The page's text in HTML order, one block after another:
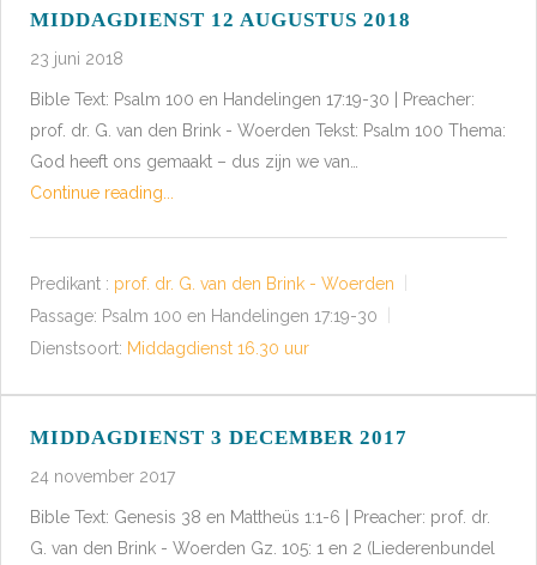
MIDDAGDIENST 12 AUGUSTUS 2018
23 juni 2018
Bible Text: Psalm 100 en Handelingen 17:19-30 | Preacher:
prof. dr. G. van den Brink - Woerden Tekst: Psalm 100 Thema:
God heeft ons gemaakt – dus zijn we van…
Continue reading...
Predikant : prof. dr. G. van den Brink - Woerden
Passage: Psalm 100 en Handelingen 17:19-30
Dienstsoort: Middagdienst 16.30 uur
MIDDAGDIENST 3 DECEMBER 2017
24 november 2017
Bible Text: Genesis 38 en Mattheüs 1:1-6 | Preacher: prof. dr.
G. van den Brink - Woerden Gz. 105: 1 en 2 (Liederenbundel